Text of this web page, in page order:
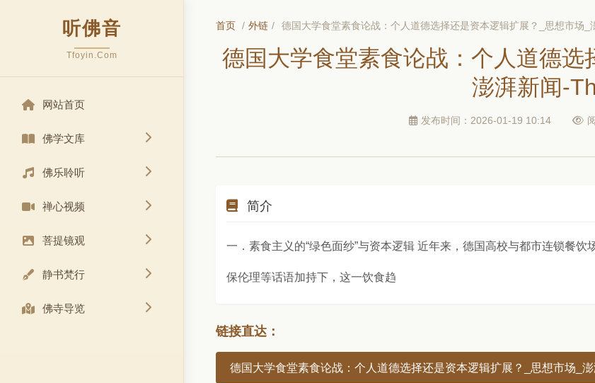
听佛音
Tfoyin.Com
网站首页
佛学文库
佛乐聆听
禅心视频
菩提镜观
静书梵行
佛寺导览
首页 / 外链 / 德国大学食堂素食论战：个人道德选择还是资本逻辑扩展？_思想市场_
德国大学食堂素食论战：个人道德选
澎湃新闻-
发布时间：2026-01-19 10:14
简介
一．素食主义的“绿色面纱”与资本逻辑 近年来，德国高校与都市连锁餐
保伦理等话语加持下，这一饮食趋
链接直达：
德国大学食堂素食论战：个人道德选择还是资本逻辑扩展？_思想市场_